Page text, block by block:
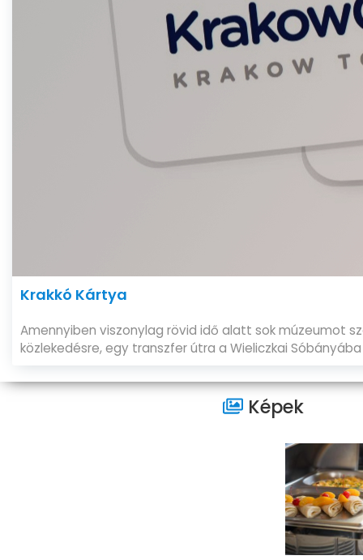
Krakkó Kártya
Amennyiben viszonylag rövid idő alatt sok múzeumot
közlekedésre, egy transzfer útra a Wieliczkai
Képek